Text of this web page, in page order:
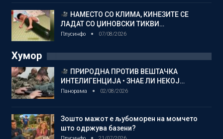
НАМЕСТО СО КЛИМА, КИНЕЗИТЕ СЕ
ЛАДАТ СО ЏИНОВСКИ ТИКВИ…
Плусинфо 07/08/2026
Хумор
ПРИРОДНА ПРОТИВ ВЕШТАЧКА
ИНТЕЛИГЕНЦИЈА • ЗНАЕ ЛИ НЕКОЈ…
Панорама 02/08/2026
Зошто мажот е љубоморен на момчето
што одржува базени?